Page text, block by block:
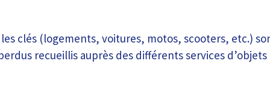
clés (logements, voitures, motos, scooters, etc.)
recueillis auprès des différents services